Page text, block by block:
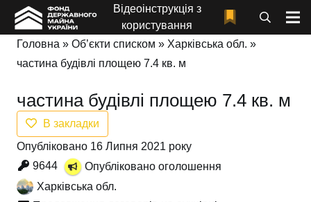
Відеоінструкція з
користування
Головна » Об’єкти списком » Харківська обл. »
частина будівлі площею 7.4 кв. м
частина будівлі площею 7.4 кв. м
В закладки
Опубліковано 16 Липня 2021 року
9644
Опубліковано оголошення
Харківська обл.